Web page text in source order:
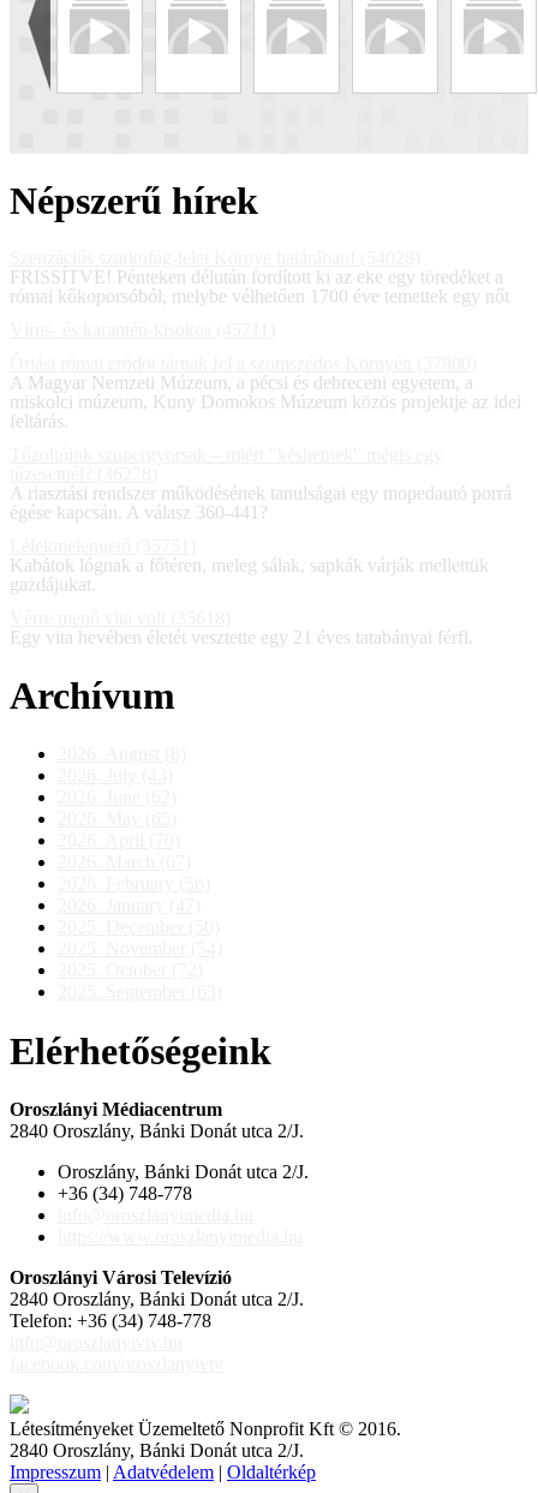
Népszerű hírek
FRISSÍTVE! Pénteken délután fordított ki az eke egy töredéket a
római kőkoporsóból, melybe vélhetően 1700 éve temettek egy nőt
A Magyar Nemzeti Múzeum, a pécsi és debreceni egyetem, a
miskolci múzeum, Kuny Domokos Múzeum közös projektje az idei
feltárás.
A riasztási rendszer működésének tanulságai egy mopedautó porrá
égése kapcsán. A válasz 360-441?
Kabátok lógnak a főtéren, meleg sálak, sapkák várják mellettük
gazdájukat.
Egy vita hevében életét vesztette egy 21 éves tatabányai férfi.
Archívum
Elérhetőségeink
Oroszlányi Médiacentrum
2840 Oroszlány, Bánki Donát utca 2/J.
Oroszlány, Bánki Donát utca 2/J.
+36 (34) 748-778
Oroszlányi Városi Televízió
2840 Oroszlány, Bánki Donát utca 2/J.
Telefon: +36 (34) 748-778
Létesítményeket Üzemeltető Nonprofit Kft © 2016.
2840 Oroszlány, Bánki Donát utca 2/J.
Impresszum | Adatvédelem | Oldaltérkép